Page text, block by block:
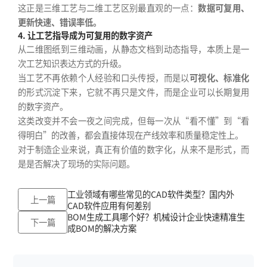
这正是三维工艺与二维工艺区别最直观的一点：数据可复用、
更新快速、错误率低。
4. 让工艺指导成为可复用的数字资产
从二维图纸到三维动画，从静态文档到动态指导，本质上是一
次工艺知识表达方式的升级。
当工艺不再依赖个人经验和口头传授，而是以可视化、标准化
的形式沉淀下来，它就不再只是文件，而是企业可以长期复用
的数字资产。
这类改变并不会一夜之间完成，但每一次从“看不懂”到“看
得明白”的改善，都会直接体现在产线效率和质量稳定性上。
对于制造企业来说，真正有价值的数字化，从来不是形式，而
是是否解决了现场的实际问题。
上一篇
工业领域有哪些常见的CAD软件类型？国内外
CAD软件应用有何差别
下一篇
BOM生成工具哪个好？机械设计企业快速精准生
成BOM的解决方案